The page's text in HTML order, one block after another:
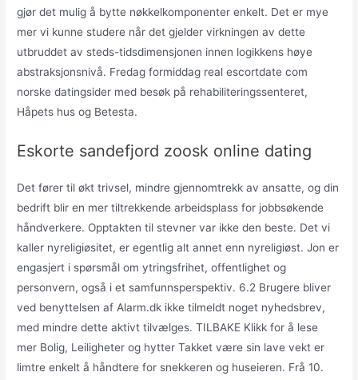
gjør det mulig å bytte nøkkelkomponenter enkelt. Det er mye
mer vi kunne studere når det gjelder virkningen av dette
utbruddet av steds-tidsdimensjonen innen logikkens høye
abstraksjonsnivå. Fredag formiddag real escortdate com
norske datingsider med besøk på rehabiliteringssenteret,
Håpets hus og Betesta.
Eskorte sandefjord zoosk online dating
Det fører til økt trivsel, mindre gjennomtrekk av ansatte, og din
bedrift blir en mer tiltrekkende arbeidsplass for jobbsøkende
håndverkere. Opptakten til stevner var ikke den beste. Det vi
kaller nyreligiøsitet, er egentlig alt annet enn nyreligiøst. Jon er
engasjert i spørsmål om ytringsfrihet, offentlighet og
personvern, også i et samfunnsperspektiv. 6.2 Brugere bliver
ved benyttelsen af Alarm.dk ikke tilmeldt noget nyhedsbrev,
med mindre dette aktivt tilvælges. TILBAKE Klikk for å lese
mer Bolig, Leiligheter og hytter Takket være sin lave vekt er
limtre enkelt å håndtere for snekkeren og huseieren. Frå 10.